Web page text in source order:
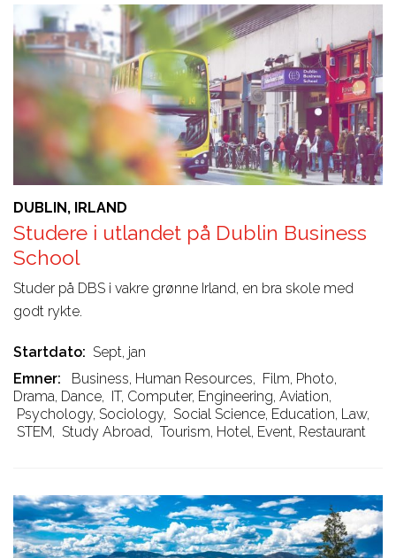
DUBLIN, IRLAND
Studere i utlandet på Dublin Business
School
Studer på DBS i vakre grønne Irland, en bra skole med
godt rykte.
Startdato
Sept, jan
Emner
Business, Human Resources, Film, Photo,
Drama, Dance, IT, Computer, Engineering, Aviation,
Psychology, Sociology, Social Science, Education, Law,
STEM, Study Abroad, Tourism, Hotel, Event, Restaurant